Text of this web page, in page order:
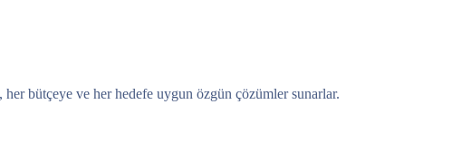
bütçeye ve her hedefe uygun özgün çözümler sunarlar.